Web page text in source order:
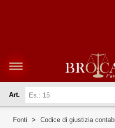
Art.
Fonti > Codice di giustizia